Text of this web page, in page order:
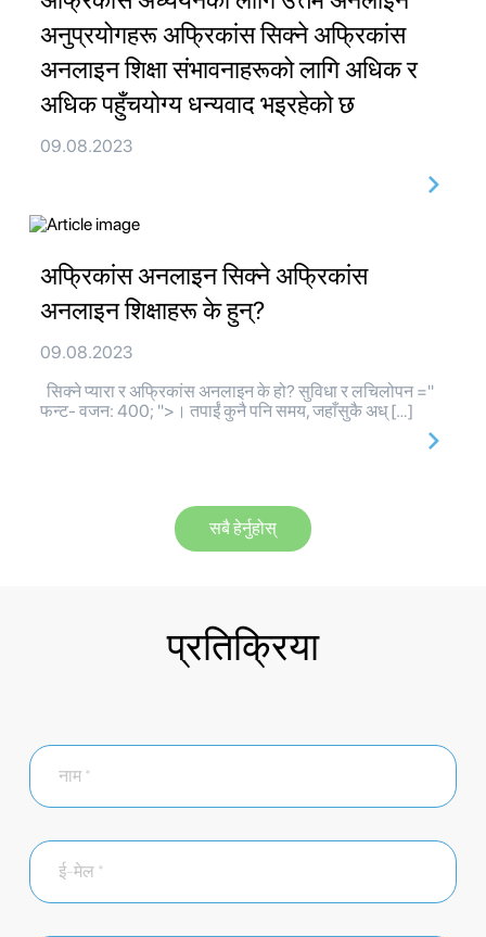
अनुप्रयोगहरू अफ्रिकांस सिक्ने अफ्रिकांस
अनलाइन शिक्षा संभावनाहरूको लागि अधिक र
अधिक पहुँचयोग्य धन्यवाद भइरहेको छ
09.08.2023
अफ्रिकांस अनलाइन सिक्ने अफ्रिकांस
अनलाइन शिक्षाहरू के हुन्?
09.08.2023
सिक्ने प्यारा र अफ्रिकांस अनलाइन के हो? सुविधा र लचिलोपन ="
फन्ट- वजन: 400; ">। तपाईं कुनै पनि समय, जहाँसुकै अध् […]
सबै हेर्नुहोस्
प्रतिक्रिया